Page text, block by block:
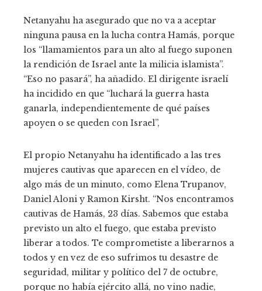
Netanyahu ha asegurado que no va a aceptar
ninguna pausa en la lucha contra Hamás, porque
los “llamamientos para un alto al fuego suponen
la rendición de Israel ante la milicia islamista”.
“Eso no pasará”, ha añadido. El dirigente israelí
ha incidido en que “luchará la guerra hasta
ganarla, independientemente de qué países
apoyen o se queden con Israel”,
El propio Netanyahu ha identificado a las tres
mujeres cautivas que aparecen en el vídeo, de
algo más de un minuto, como Elena Trupanov,
Daniel Aloni y Ramon Kirsht. “Nos encontramos
cautivas de Hamás, 23 días. Sabemos que estaba
previsto un alto el fuego, que estaba previsto
liberar a todos. Te comprometiste a liberarnos a
todos y en vez de eso sufrimos tu desastre de
seguridad, militar y político del 7 de octubre,
porque no había ejército allá, no vino nadie,